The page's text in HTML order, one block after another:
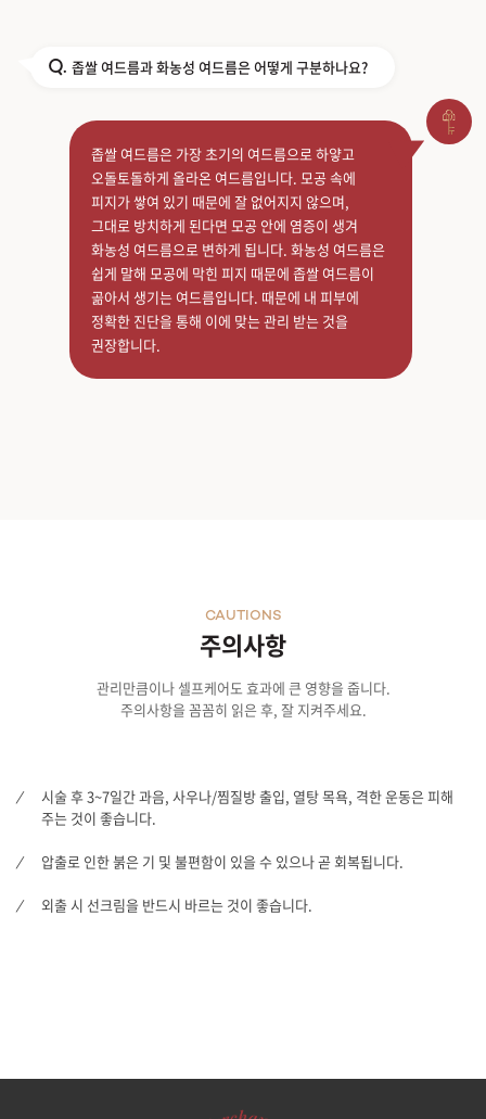
Q. 좁쌀 여드름과 화농성 여드름은 어떻게 구분하나요?
좁쌀 여드름은 가장 초기의 여드름으로 하얗고
오돌토돌하게 올라온 여드름입니다. 모공 속에
피지가 쌓여 있기 때문에 잘 없어지지 않으며,
그대로 방치하게 된다면 모공 안에 염증이 생겨
화농성 여드름으로 변하게 됩니다. 화농성 여드름은
쉽게 말해 모공에 막힌 피지 때문에 좁쌀 여드름이
곪아서 생기는 여드름입니다. 때문에 내 피부에
정확한 진단을 통해 이에 맞는 관리 받는 것을
권장합니다.
주의사항
CAUTIONS
관리만큼이나 셀프케어도 효과에 큰 영향을 줍니다.
주의사항을 꼼꼼히 읽은 후, 잘 지켜주세요.
시술 후 3~7일간 과음, 사우나/찜질방 출입, 열탕 목욕, 격한 운동은 피해
주는 것이 좋습니다.
압출로 인한 붉은 기 및 불편함이 있을 수 있으나 곧 회복됩니다.
외출 시 선크림을 반드시 바르는 것이 좋습니다.